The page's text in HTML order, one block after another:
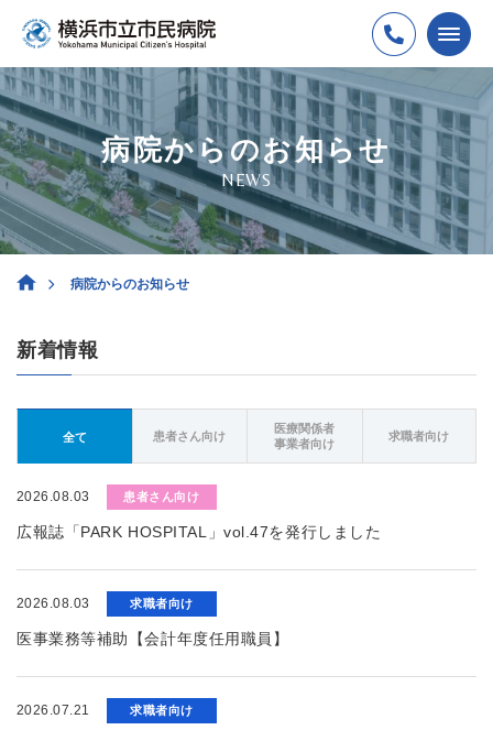
病院からのお知らせ
NEWS
病院からのお知らせ
新着情報
全て 患者さん向け
医療関係者
事業者向け
求職者向け
2026.08.03 患者さん向け
広報誌「PARK HOSPITAL」vol.47を発行しました
2026.08.03 求職者向け
医事業務等補助【会計年度任用職員】
2026.07.21 求職者向け